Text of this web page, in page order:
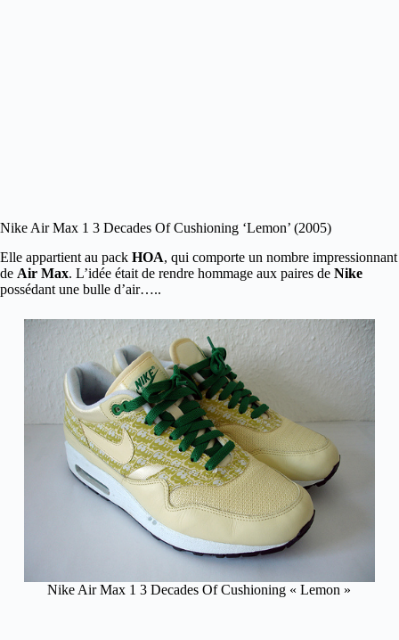
Nike Air Max 1 3 Decades Of Cushioning ‘Lemon’ (2005)
Elle appartient au pack HOA, qui comporte un nombre impressionnant
de Air Max. L’idée était de rendre hommage aux paires de Nike
possédant une bulle d’air…..
Nike Air Max 1 3 Decades Of Cushioning « Lemon »